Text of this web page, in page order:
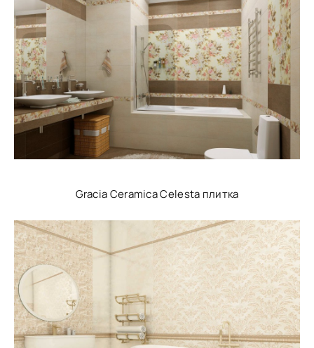
Gracia Ceramica Celesta плитка